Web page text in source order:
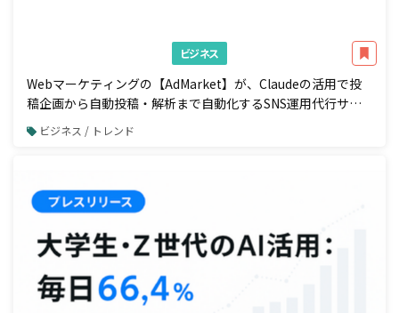
ビジネス
Webマーケティングの【AdMarket】が、Claudeの活用で投
稿企画から自動投稿・解析まで自動化するSNS運用代行サー
ビスの提供を開始
ビジネス / トレンド